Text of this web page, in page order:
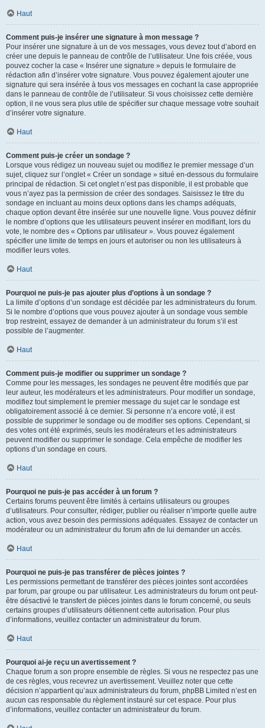
Haut
Comment puis-je insérer une signature à mon message ?
Pour insérer une signature à un de vos messages, vous devez tout d’abord en
créer une depuis le panneau de contrôle de l’utilisateur. Une fois créée, vous
pouvez cocher la case « Insérer une signature » depuis le formulaire de
rédaction afin d’insérer votre signature. Vous pouvez également ajouter une
signature qui sera insérée à tous vos messages en cochant la case appropriée
dans le panneau de contrôle de l’utilisateur. Si vous choisissez cette dernière
option, il ne vous sera plus utile de spécifier sur chaque message votre souhait
d’insérer votre signature.
Haut
Comment puis-je créer un sondage ?
Lorsque vous rédigez un nouveau sujet ou modifiez le premier message d’un
sujet, cliquez sur l’onglet « Créer un sondage » situé en-dessous du formulaire
principal de rédaction. Si cet onglet n’est pas disponible, il est probable que
vous n’ayez pas la permission de créer des sondages. Saisissez le titre du
sondage en incluant au moins deux options dans les champs adéquats,
chaque option devant être insérée sur une nouvelle ligne. Vous pouvez définir
le nombre d’options que les utilisateurs peuvent insérer en modifiant, lors du
vote, le nombre des « Options par utilisateur ». Vous pouvez également
spécifier une limite de temps en jours et autoriser ou non les utilisateurs à
modifier leurs votes.
Haut
Pourquoi ne puis-je pas ajouter plus d’options à un sondage ?
La limite d’options d’un sondage est décidée par les administrateurs du forum.
Si le nombre d’options que vous pouvez ajouter à un sondage vous semble
trop restreint, essayez de demander à un administrateur du forum s’il est
possible de l’augmenter.
Haut
Comment puis-je modifier ou supprimer un sondage ?
Comme pour les messages, les sondages ne peuvent être modifiés que par
leur auteur, les modérateurs et les administrateurs. Pour modifier un sondage,
modifiez tout simplement le premier message du sujet car le sondage est
obligatoirement associé à ce dernier. Si personne n’a encore voté, il est
possible de supprimer le sondage ou de modifier ses options. Cependant, si
des votes ont été exprimés, seuls les modérateurs et les administrateurs
peuvent modifier ou supprimer le sondage. Cela empêche de modifier les
options d’un sondage en cours.
Haut
Pourquoi ne puis-je pas accéder à un forum ?
Certains forums peuvent être limités à certains utilisateurs ou groupes
d’utilisateurs. Pour consulter, rédiger, publier ou réaliser n’importe quelle autre
action, vous avez besoin des permissions adéquates. Essayez de contacter un
modérateur ou un administrateur du forum afin de lui demander un accès.
Haut
Pourquoi ne puis-je pas transférer de pièces jointes ?
Les permissions permettant de transférer des pièces jointes sont accordées
par forum, par groupe ou par utilisateur. Les administrateurs du forum ont peut-
être désactivé le transfert de pièces jointes dans le forum concerné, ou seuls
certains groupes d’utilisateurs détiennent cette autorisation. Pour plus
d’informations, veuillez contacter un administrateur du forum.
Haut
Pourquoi ai-je reçu un avertissement ?
Chaque forum a son propre ensemble de règles. Si vous ne respectez pas une
de ces règles, vous recevrez un avertissement. Veuillez noter que cette
décision n’appartient qu’aux administrateurs du forum, phpBB Limited n’est en
aucun cas responsable du règlement instauré sur cet espace. Pour plus
d’informations, veuillez contacter un administrateur du forum.